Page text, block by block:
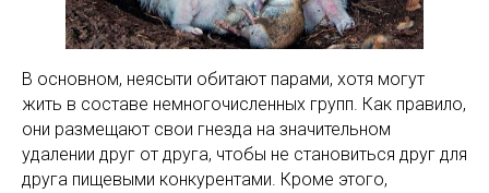
В основном, неясыти обитают парами, хотя могут
жить в составе немногочисленных групп. Как правило,
они размещают свои гнезда на значительном
удалении друг от друга, чтобы не становиться друг для
друга пищевыми конкурентами. Кроме этого,